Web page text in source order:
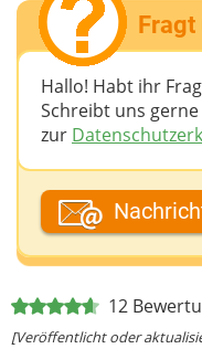
12
[Veröffentlicht oder
Fragt
Hallo! Habt ihr
Schreibt uns
zur
Dein Fantasiename
Deine E-Mail-
möchtest)